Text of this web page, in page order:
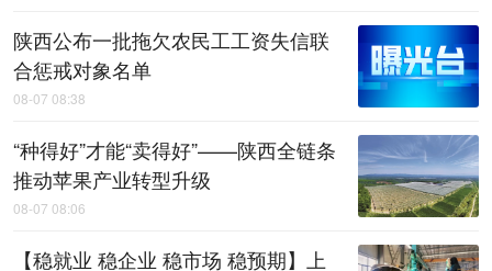
陕西公布一批拖欠农民工工资失信联
合惩戒对象名单
08-07 08:38
“种得好”才能“卖得好”——陕西全链条
推动苹果产业转型升级
08-07 08:06
【稳就业 稳企业 稳市场 稳预期】上